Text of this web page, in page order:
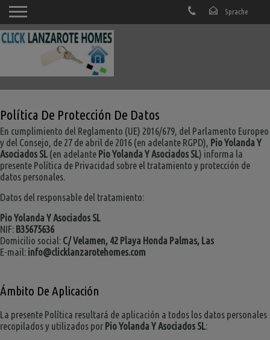
Política De Protección De Datos
En cumplimiento del Reglamento (UE) 2016/679, del Parlamento Europeo
y del Consejo, de 27 de abril de 2016 (en adelante RGPD), Pio Yolanda Y
Asociados SL (en adelante Pio Yolanda Y Asociados SL) informa la
presente Política de Privacidad sobre el tratamiento y protección de
datos personales.
Datos del responsable del tratamiento:
Pio Yolanda Y Asociados SL
NIF: B35675636
Domicilio social: C/ Velamen, 42 Playa Honda Palmas, Las
E-mail: info@clicklanzarotehomes.com
Ámbito De Aplicación
La presente Política resultará de aplicación a todos los datos personales
recopilados y utilizados por Pio Yolanda Y Asociados SL: